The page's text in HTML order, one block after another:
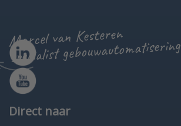
Marcel van Kesteren
specialist gebouwautomatisering
Direct naar